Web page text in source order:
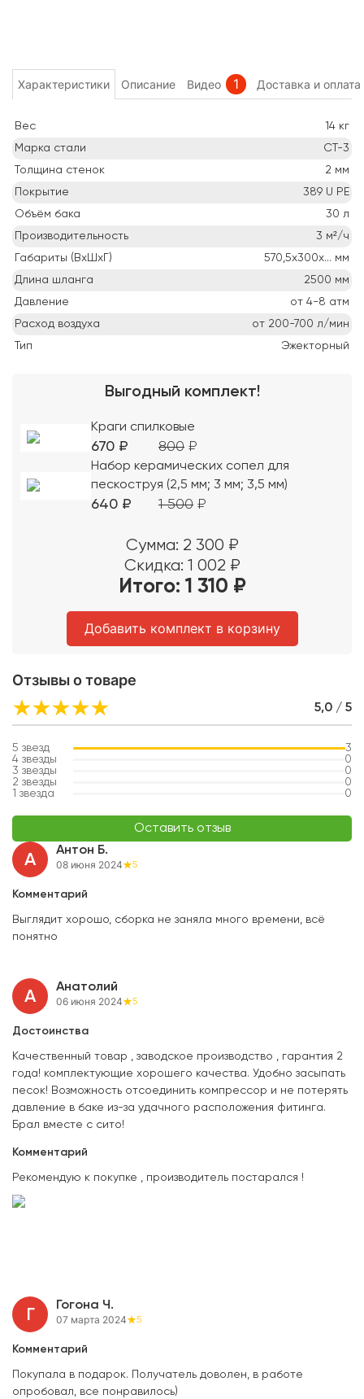
Характеристики Описание Видео 1 Доставка и оплата
Вес 14 кг
Марка стали
СТ-3
Толщина стенок
2 мм
Покрытие
389 U PE
Объём бака
30 л
Производительность
3 м²/ч
Габариты (ВхШхГ)
570,5х300х... мм
Длина шланга
2500 мм
Давление
от 4-8 атм
Расход воздуха
от 200-700 л/мин
Тип
Эжекторный
Выгодный комплект!
Краги спилковые
670 ₽ 800 ₽
Набор керамических сопел для
пескоструя (2,5 мм; 3 мм; 3,5 мм)
640 ₽ 1 500 ₽
Сумма: 2 300 ₽
Скидка: 1 002 ₽
Итого: 1 310 ₽
Добавить комплект в корзину
Отзывы о товаре
А
Антон Б.
08 июня 2024 5
Комментарий
Выглядит хорошо, сборка не заняла много времени, всё
понятно
А
Анатолий
06 июня 2024 5
Достоинства
Качественный товар , заводское производство , гарантия 2
года! комплектующие хорошего качества. Удобно засыпать
песок! Возможность отсоединить компрессор и не потерять
давление в баке из-за удачного расположения фитинга.
Брал вместе с сито!
Комментарий
Рекомендую к покупке , производитель постарался !
Г
Гогона Ч.
07 марта 2024 5
Комментарий
Покупала в подарок. Получатель доволен, в работе
опробовал, все понравилось)
5,0 / 5
5 звезд
3
4 звезды
0
3 звезды
0
2 звезды
0
1 звезда 0
Оставить отзыв